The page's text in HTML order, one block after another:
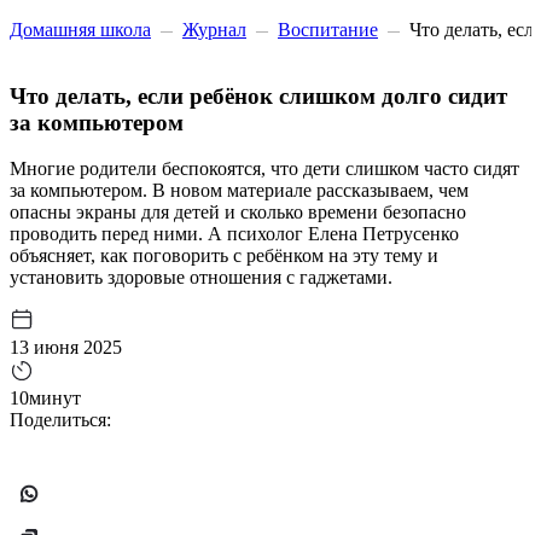
Домашняя школа
Журнал Воспитание Что делать,
Что делать, если ребёнок слишком долго сидит
за компьютером
Многие родители беспокоятся, что дети слишком часто сидят
за компьютером. В новом материале рассказываем, чем
опасны экраны для детей и сколько времени безопасно
проводить перед ними. А психолог Елена Петрусенко
объясняет, как поговорить с ребёнком на эту тему и
установить здоровые отношения с гаджетами.
13 июня 2025
10минут
Поделиться: